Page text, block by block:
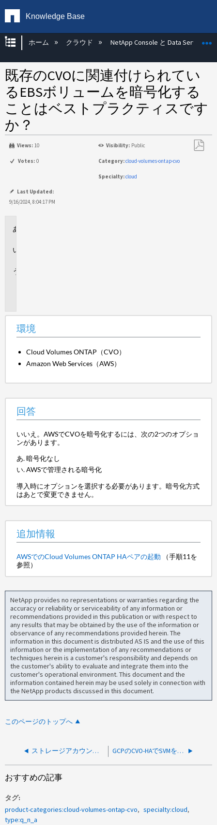
Knowledge Base
グローバル階層を展開/折りたたむ
ホーム クラウド NetApp Console と Data Services
既存のCVOに関連付けられてい
るEBSボリュームを暗号化する
ことはベストプラクティスです
か？
Views: 10 Visibility: Public
Votes: 0 Category:cloud-volumes-ontap-cvo
Specialty:cloud
Last Updated:
9/16/2024, 8:04:17 PM
環境
Cloud Volumes ONTAP（CVO）
Amazon Web Services（AWS）
回答
いいえ。AWSでCVOを暗号化するには、次の2つのオプショ
ンがあります。
暗号化なし
AWSで管理される暗号化
導入時にオプションを選択する必要があります。暗号化方式
はあとで変更できません。
追加情報
AWSでのCloud Volumes ONTAP HAペアの起動 （手順11を
参照）
NetApp provides no representations or warranties regarding the
accuracy or reliability or serviceability of any information or
recommendations provided in this publication or with respect to
any results that may be obtained by the use of the information or
observance of any recommendations provided herein. The
information in this document is distributed AS IS and the use of this
information or the implementation of any recommendations or
techniques herein is a customer's responsibility and depends on
the customer's ability to evaluate and integrate them into the
customer's operational environment. This document and the
information contained herein may be used solely in connection with
the NetApp products discussed in this document.
このページのトップへ
ストレージアカウントのネットワークアクセス設定の変更は許可されていますか。 GCPのCVO-HAでSVMを作成する際、設計上4つのLIF IPが割り当てられるようになっていますか。
おすすめの記事
タグ
product-categories:cloud-volumes-ontap-cvo
specialty:cloud
type:q_n_a